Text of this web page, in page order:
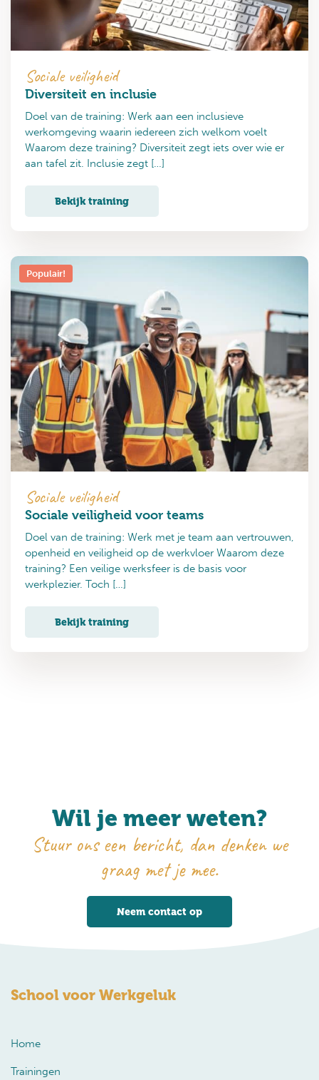
Sociale veiligheid
Diversiteit en inclusie
Doel van de training: Werk aan een inclusieve
werkomgeving waarin iedereen zich welkom voelt
Waarom deze training? Diversiteit zegt iets over wie er
aan tafel zit. Inclusie zegt […]
Bekijk training
Populair!
Sociale veiligheid
Sociale veiligheid voor teams
Doel van de training: Werk met je team aan vertrouwen,
openheid en veiligheid op de werkvloer Waarom deze
training? Een veilige werksfeer is de basis voor
werkplezier. Toch […]
Bekijk training
Wil je meer weten?
Stuur ons een bericht, dan denken we
graag met je mee.
Neem contact op
School voor Werkgeluk
Home
Trainingen